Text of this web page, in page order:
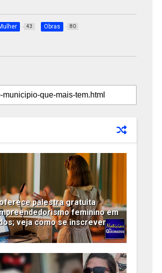
43 Obras 80
palestra gratuita
feminino em
veja como se inscrever